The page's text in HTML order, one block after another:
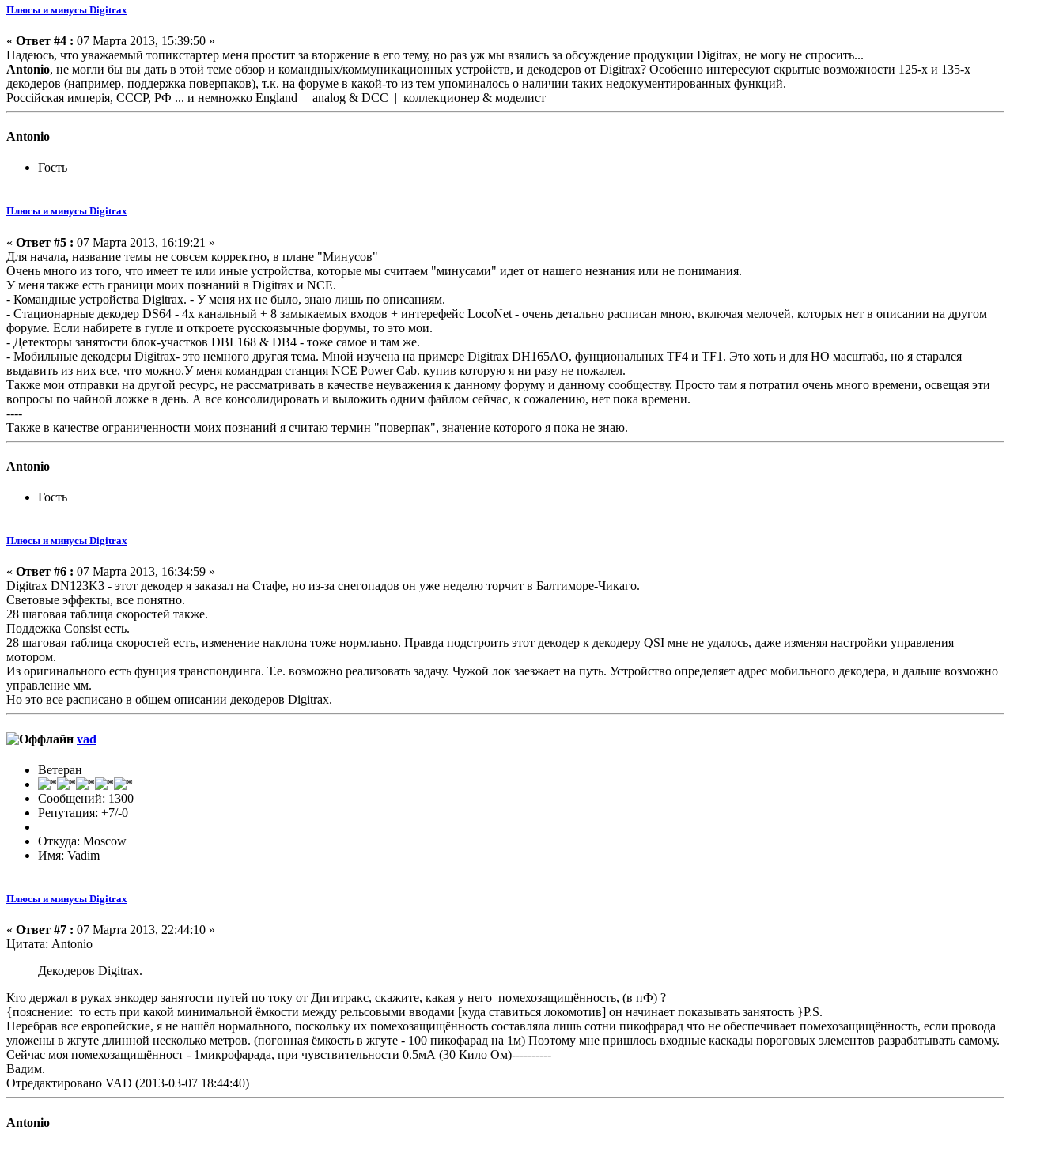
Плюсы и минусы Digitrax
« Ответ #4 : 07 Марта 2013, 15:39:50 »
Надеюсь, что уважаемый топикстартер меня простит за вторжение в его тему, но раз уж мы взялись за обсуждение продукции Digitrax, не могу не спросить...
Antonio, не могли бы вы дать в этой теме обзор и командных/коммуникационных устройств, и декодеров от Digitrax? Особенно интересуют скрытые возможности 125-х и 135-х
декодеров (например, поддержка поверпаков), т.к. на форуме в какой-то из тем упоминалось о наличии таких недокументированных функций.
Россійская имперія, СССР, РФ ... и немножко England | analog & DCC | коллекционер & моделист
Antonio
Гость
Плюсы и минусы Digitrax
« Ответ #5 : 07 Марта 2013, 16:19:21 »
Для начала, название темы не совсем корректно, в плане "Минусов"
Очень много из того, что имеет те или иные устройства, которые мы считаем "минусами" идет от нашего незнания или не понимания.
У меня также есть граници моих познаний в Digitrax и NCE.
- Командные устройства Digitrax. - У меня их не было, знаю лишь по описаниям.
- Стационарные декодер DS64 - 4х канальный + 8 замыкаемых входов + интерефейс LocoNet - очень детально расписан мною, включая мелочей, которых нет в описании на другом
форуме. Если набирете в гугле и откроете русскоязычные форумы, то это мои.
- Детекторы занятости блок-участков DBL168 & DB4 - тоже самое и там же.
- Мобильные декодеры Digitrax- это немного другая тема. Мной изучена на примере Digitrax DH165AO, фунциональных TF4 и TF1. Это хоть и для НО масштаба, но я старался
выдавить из них все, что можно.У меня командрая станция NCE Power Cab. купив которую я ни разу не пожалел.
Также мои отправки на другой ресурс, не рассматривать в качестве неуважения к данному форуму и данному сообществу. Просто там я потратил очень много времени, освещая эти
вопросы по чайной ложке в день. А все консолидировать и выложить одним файлом сейчас, к сожалению, нет пока времени.
----
Также в качестве ограниченности моих познаний я считаю термин "поверпак", значение которого я пока не знаю.
Antonio
Гость
Плюсы и минусы Digitrax
« Ответ #6 : 07 Марта 2013, 16:34:59 »
Digitrax DN123K3 - этот декодер я заказал на Стафе, но из-за снегопадов он уже неделю торчит в Балтиморе-Чикаго.
Световые эффекты, все понятно.
28 шаговая таблица скоростей также.
Поддежка Consist есть.
28 шаговая таблица скоростей есть, изменение наклона тоже нормлаьно. Правда подстроить этот декодер к декодеру QSI мне не удалось, даже изменяя настройки управления
мотором.
Из оригинального есть фунция транспондинга. Т.е. возможно реализовать задачу. Чужой лок заезжает на путь. Устройство определяет адрес мобильного декодера, и дальше возможно
управление мм.
Но это все расписано в общем описании декодеров Digitrax.
vad
Ветеран
Сообщений: 1300
Репутация: +7/-0
Откуда: Moscow
Имя: Vadim
Плюсы и минусы Digitrax
« Ответ #7 : 07 Марта 2013, 22:44:10 »
Цитата: Antonio
Декодеров Digitrax.
Кто держал в руках энкодер занятости путей по току от Дигитракс, скажите, какая у него помехозащищённость, (в пФ) ?
{пояснение: то есть при какой минимальной ёмкости между рельсовыми вводами [куда ставиться локомотив] он начинает показывать занятость }P.S.
Перебрав все европейские, я не нашёл нормального, поскольку их помехозащищённость составляла лишь сотни пикофрарад что не обеспечивает помехозащищённость, если провода
уложены в жгуте длинной несколько метров. (погонная ёмкость в жгуте - 100 пикофарад на 1м) Поэтому мне пришлось входные каскады пороговых элементов разрабатывать самому.
Сейчас моя помехозащищённост - 1микрофарада, при чувствительности 0.5мА (30 Кило Ом)----------
Вадим.
Отредактировано VAD (2013-03-07 18:44:40)
Antonio